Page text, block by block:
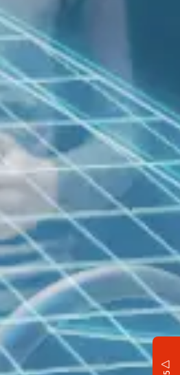
Новое поколение
OMODA C5
Управляй будущим